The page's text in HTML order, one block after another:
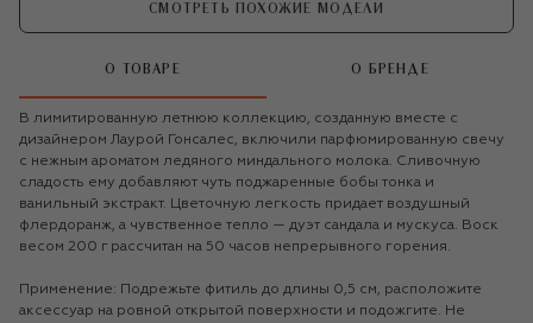
СМОТРЕТЬ ПОХОЖИЕ МОДЕЛИ
О ТОВАРЕ О БРЕНДЕ
В лимитированную летнюю коллекцию, созданную вместе с
дизайнером Лаурой Гонсалес, включили парфюмированную свечу
с нежным ароматом ледяного миндального молока. Сливочную
сладость ему добавляют чуть поджаренные бобы тонка и
ванильный экстракт. Цветочную легкость придает воздушный
флердоранж, а чувственное тепло — дуэт сандала и мускуса. Воск
весом 200 г рассчитан на 50 часов непрерывного горения.
Применение: Подрежьте фитиль до длины 0,5 см, расположите
аксессуар на ровной открытой поверхности и подожгите. Не